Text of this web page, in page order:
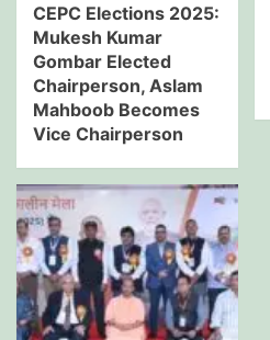
CEPC Elections 2025:
Mukesh Kumar
Gombar Elected
Chairperson, Aslam
Mahboob Becomes
Vice Chairperson